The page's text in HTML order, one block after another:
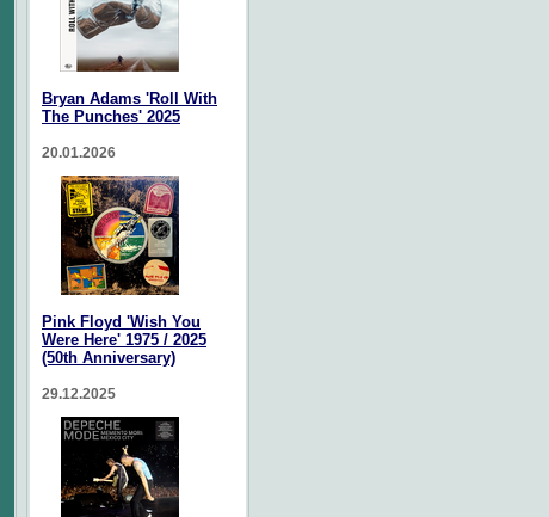
Bryan Adams 'Roll With
The Punches' 2025
20.01.2026
Pink Floyd 'Wish You
Were Here' 1975 / 2025
(50th Anniversary)
29.12.2025